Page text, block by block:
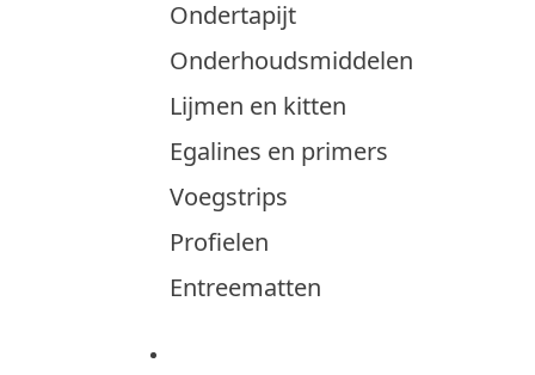
Ondertapijt
Onderhoudsmiddelen
Lijmen en kitten
Egalines en primers
Voegstrips
Profielen
Entreematten